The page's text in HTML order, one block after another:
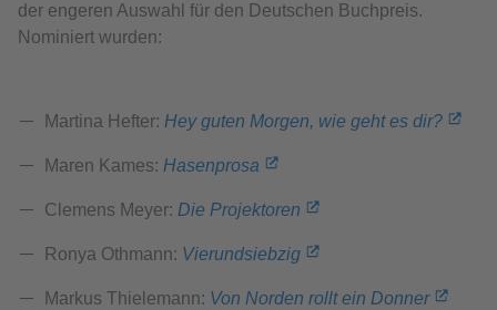
der engeren Auswahl für den Deutschen Buchpreis.
Nominiert wurden:
Martina Hefter: Hey guten Morgen, wie geht es dir?
Maren Kames: Hasenprosa
Clemens Meyer: Die Projektoren
Ronya Othmann: Vierundsiebzig
Markus Thielemann: Von Norden rollt ein Donner